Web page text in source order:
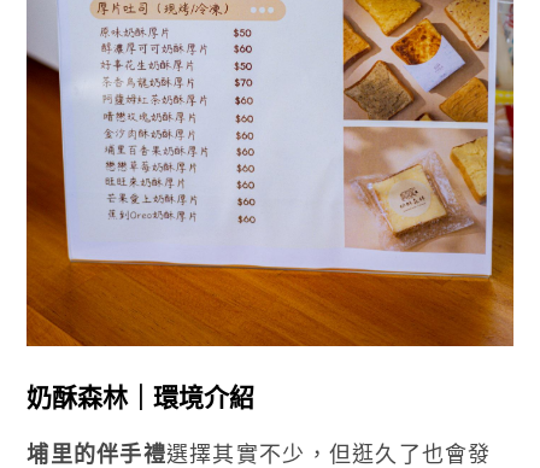
奶酥森林｜環境介紹
埔里的伴手禮選擇其實不少，但逛久了也會發